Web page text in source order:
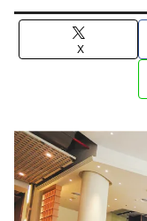
X